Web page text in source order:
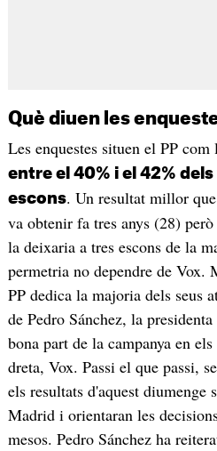
Què diuen les
Les enquestes situen el PP
entre el 40% i el 42%
escons. Un resultat millor
va obtenir fa tres anys (28)
la deixaria a tres escons de la
permetria no dependre de Vox.
PP dedica la majoria dels seus
de Pedro Sánchez, la
bona part de la campanya en
dreta, Vox. Passi el que passi,
els resultats d'aquest diumenge
Madrid i orientaran les
mesos. Pedro Sánchez ha